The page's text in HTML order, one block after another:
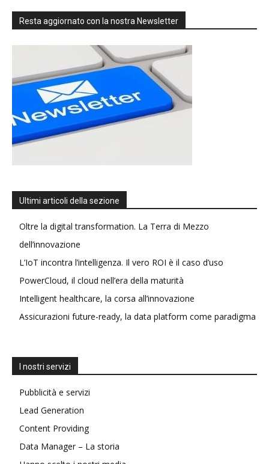
Resta aggiornato con la nostra Newsletter
Ultimi articoli della sezione
Oltre la digital transformation. La Terra di Mezzo
dell’innovazione
L’IoT incontra l’intelligenza. Il vero ROI è il caso d’uso
PowerCloud, il cloud nell’era della maturità
Intelligent healthcare, la corsa all’innovazione
Assicurazioni future-ready, la data platform come paradigma
I nostri servizi
Pubblicità e servizi
Lead Generation
Content Providing
Data Manager – La storia